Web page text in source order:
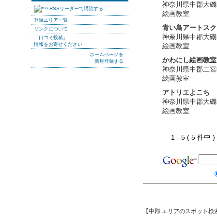
神奈川県中郡大
絵画教室
青い鳥アートス
神奈川県中郡大
絵画教室
かわにし絵画教室
神奈川県中郡二
絵画教室
アトリエよこち
神奈川県中郡大
絵画教室
1 - 5 ( 5 件
【中郡 エリアのスポット検
RSSリーダーで購読する
登録エリア一覧
リンクについて
「口コミ投稿」
情報をお寄せください
ホームページを
新規登録する